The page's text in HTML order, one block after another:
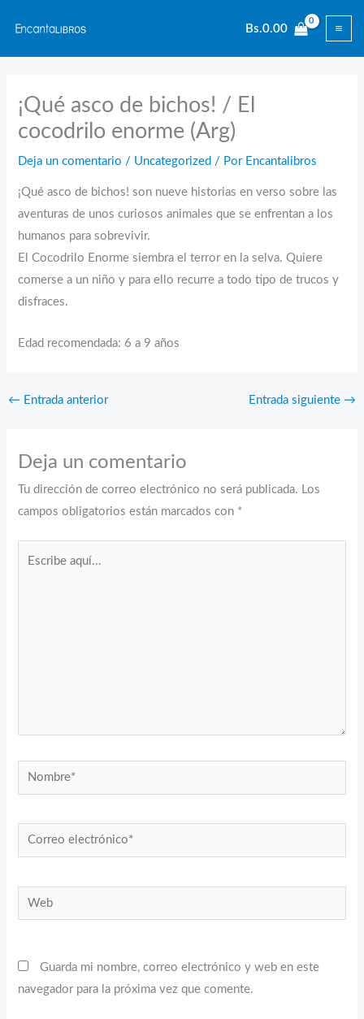
contenido
Bs.0.00
¡Qué asco de bichos! / El
cocodrilo enorme (Arg)
Deja un comentario / Uncategorized / Por Encantalibros
¡Qué asco de bichos! son nueve historias en verso sobre las
aventuras de unos curiosos animales que se enfrentan a los
humanos para sobrevivir.
El Cocodrilo Enorme siembra el terror en la selva. Quiere
comerse a un niño y para ello recurre a todo tipo de trucos y
disfraces.
Edad recomendada: 6 a 9 años
← Entrada anterior Entrada siguiente →
Deja un comentario
Tu dirección de correo electrónico no será publicada. Los
campos obligatorios están marcados con *
Nombre*
Correo
electrónico*
Web
Guarda mi nombre, correo electrónico y web en este
navegador para la próxima vez que comente.